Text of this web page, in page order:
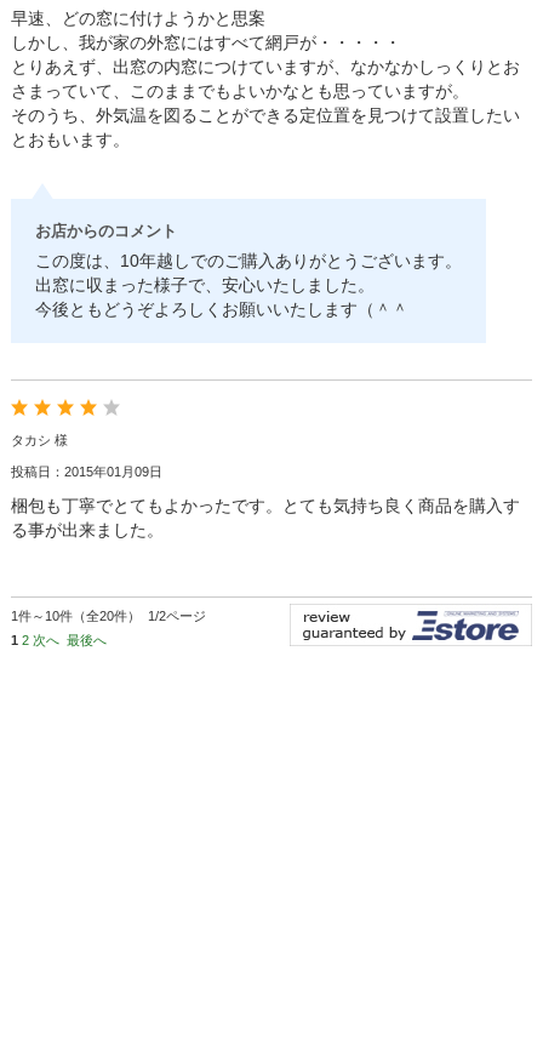
早速、どの窓に付けようかと思案
しかし、我が家の外窓にはすべて網戸が・・・・・
とりあえず、出窓の内窓につけていますが、なかなかしっくりとお
さまっていて、このままでもよいかなとも思っていますが。
そのうち、外気温を図ることができる定位置を見つけて設置したい
とおもいます。
お店からのコメント
この度は、10年越しでのご購入ありがとうございます。
出窓に収まった様子で、安心いたしました。
今後ともどうぞよろしくお願いいたします（＾＾
タカシ 様
投稿日：2015年01月09日
梱包も丁寧でとてもよかったです。とても気持ち良く商品を購入す
る事が出来ました。
1件～10件（全20件） 1/2ページ
1 2 次へ 最後へ